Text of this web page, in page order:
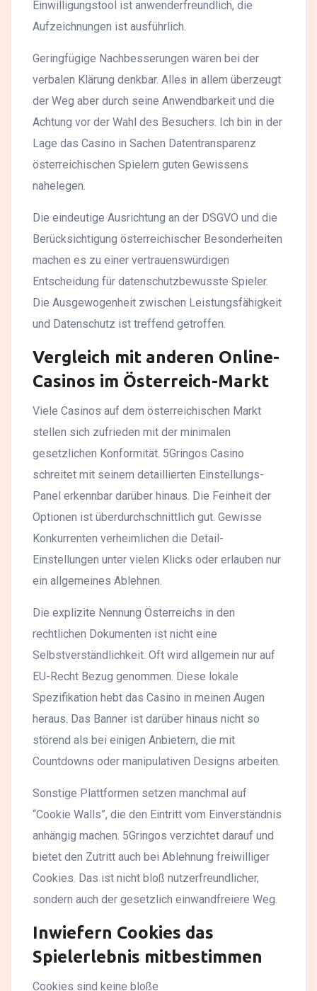
Einwilligungstool ist anwenderfreundlich, die
Aufzeichnungen ist ausführlich.
Geringfügige Nachbesserungen wären bei der
verbalen Klärung denkbar. Alles in allem überzeugt
der Weg aber durch seine Anwendbarkeit und die
Achtung vor der Wahl des Besuchers. Ich bin in der
Lage das Casino in Sachen Datentransparenz
österreichischen Spielern guten Gewissens
nahelegen.
Die eindeutige Ausrichtung an der DSGVO und die
Berücksichtigung österreichischer Besonderheiten
machen es zu einer vertrauenswürdigen
Entscheidung für datenschutzbewusste Spieler.
Die Ausgewogenheit zwischen Leistungsfähigkeit
und Datenschutz ist treffend getroffen.
Vergleich mit anderen Online-
Casinos im Österreich-Markt
Viele Casinos auf dem österreichischen Markt
stellen sich zufrieden mit der minimalen
gesetzlichen Konformität. 5Gringos Casino
schreitet mit seinem detaillierten Einstellungs-
Panel erkennbar darüber hinaus. Die Feinheit der
Optionen ist überdurchschnittlich gut. Gewisse
Konkurrenten verheimlichen die Detail-
Einstellungen unter vielen Klicks oder erlauben nur
ein allgemeines Ablehnen.
Die explizite Nennung Österreichs in den
rechtlichen Dokumenten ist nicht eine
Selbstverständlichkeit. Oft wird allgemein nur auf
EU-Recht Bezug genommen. Diese lokale
Spezifikation hebt das Casino in meinen Augen
heraus. Das Banner ist darüber hinaus nicht so
störend als bei einigen Anbietern, die mit
Countdowns oder manipulativen Designs arbeiten.
Sonstige Plattformen setzen manchmal auf
“Cookie Walls”, die den Eintritt vom Einverständnis
anhängig machen. 5Gringos verzichtet darauf und
bietet den Zutritt auch bei Ablehnung freiwilliger
Cookies. Das ist nicht bloß nutzerfreundlicher,
sondern auch der gesetzlich einwandfreiere Weg.
Inwiefern Cookies das
Spielerlebnis mitbestimmen
Cookies sind keine bloße